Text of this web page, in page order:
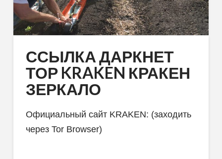
ССЫЛКА ДАРКНЕТ
ТОР KRAKEN КРАКЕН
ЗЕРКАЛО
Официальный сайт KRAKEN: (заходить
через Tor Browser)